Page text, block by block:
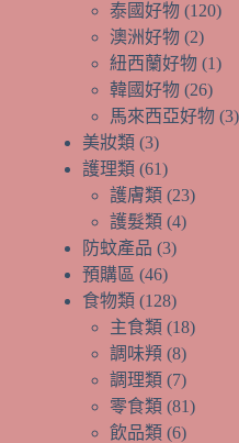
產
品
泰國好物 120120
產
澳洲好物 22
個
產
品
紐西蘭好物 11
產
韓國好物 2626
個
馬來西亞好物 33
美妝類 33
個
產
品
護理類 6161
個
產
品
護膚類 2323
護髮類 44
防蚊產品 33
產
品
預購區 4646
個
產
品
食物類 128128
個
產
品
主食類 1818
品
調味頖 88
個
產
品
調理類 77
個
產
零食類 8181
飲品類 66